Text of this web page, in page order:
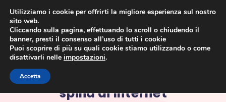
Katy Perry staccherebbe la
spina di Internet
Utilizziamo i cookie per offrirti la migliore esperienza sul nostro
sito web.
Cliccando sulla pagina, effettuando lo scroll o chiudendo il
banner, presti il consenso all’uso di tutti i cookie
Puoi scoprire di più su quali cookie stiamo utilizzando o come
disattivarli nelle impostazioni.
Accetta